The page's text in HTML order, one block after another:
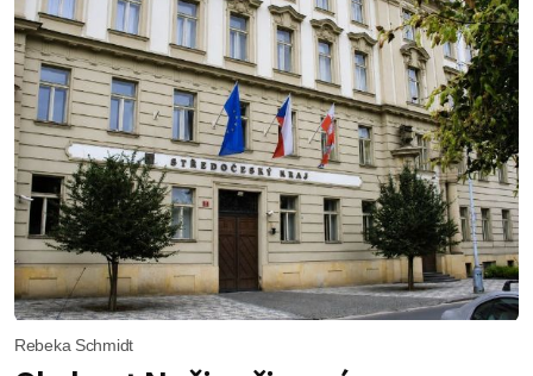
Rebeka Schmidt